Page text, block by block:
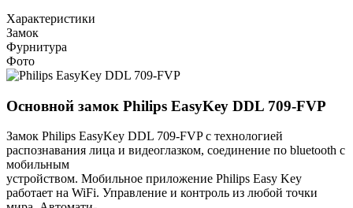
Характеристики
Замок
Фурнитура
Фото
Основной замок Philips EasyKey DDL 709-FVP
Замок Philips EasyKey DDL 709-FVP с технологией
распознавания лица и видеоглазком, соединение по bluetooth с
мобильным
устройством. Мобильное приложение Philips Easy Key
работает на WiFi. Управление и контроль из любой точки